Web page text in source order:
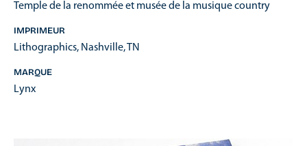
Temple de la renommée et musée de la musique country
IMPRIMEUR
Lithographics, Nashville, TN
MARQUE
Lynx